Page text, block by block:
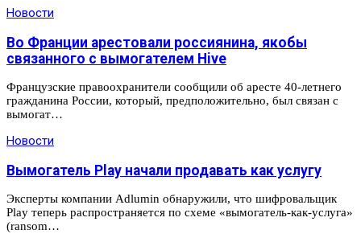
Новости
Во Франции арестовали россиянина, якобы
связанного с вымогателем Hive
Французские правоохранители сообщили об аресте 40-летнего
гражданина России, который, предположительно, был связан с
вымогат…
Новости
Вымогатель Play начали продавать как услугу
Эксперты компании Adlumin обнаружили, что шифровальщик
Play теперь распространяется по схеме «вымогатель-как-услуга»
(ransom…